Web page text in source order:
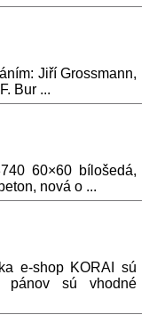
Jiří Grossmann,
Bur ...
60×60 bílošedá,
nová o ...
e-shop KORAI sú
pánov sú vhodné